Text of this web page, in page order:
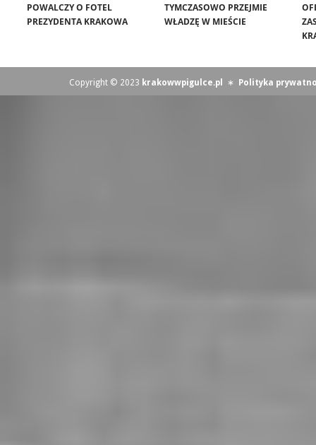
POWALCZY O FOTEL
PREZYDENTA KRAKOWA
TYMCZASOWO PRZEJMIE
WŁADZĘ W MIEŚCIE
Copyright © 2023 krakowwpigulce.pl ∗ Polityka